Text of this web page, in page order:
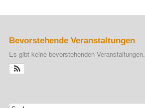
Bevorstehende Veranstaltungen
Es gibt keine bevorstehenden Veranstaltungen.